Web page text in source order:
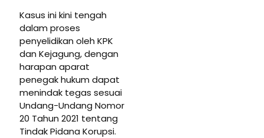
Kasus ini kini tengah
dalam proses
penyelidikan oleh KPK
dan Kejagung, dengan
harapan aparat
penegak hukum dapat
menindak tegas sesuai
Undang-Undang Nomor
20 Tahun 2021 tentang
Tindak Pidana Korupsi.